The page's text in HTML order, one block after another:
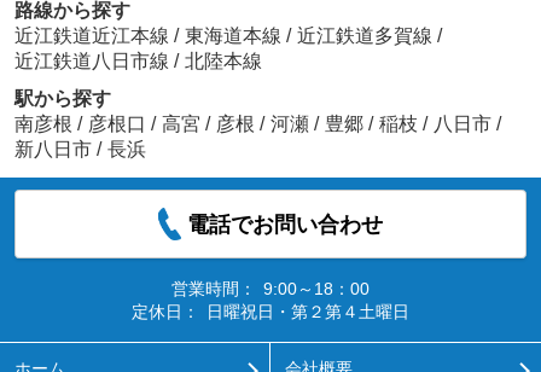
路線から探す
近江鉄道近江本線 / 東海道本線 / 近江鉄道多賀線 /
近江鉄道八日市線 / 北陸本線
駅から探す
南彦根 / 彦根口 / 高宮 / 彦根 / 河瀬 / 豊郷 / 稲枝 / 八日市 /
新八日市 / 長浜
電話でお問い合わせ
営業時間：
9:00～18：00
定休日：
日曜祝日・第２第４土曜日